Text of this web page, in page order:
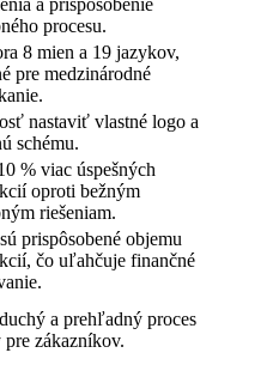
a prispôsobenie
procesu.
8 mien a 19 jazykov,
pre medzinárodné
nastaviť vlastné logo a
schému.
% viac úspešných
oproti bežným
riešeniam.
prispôsobené objemu
čo uľahčuje finančné
a prehľadný proces
pre zákazníkov.